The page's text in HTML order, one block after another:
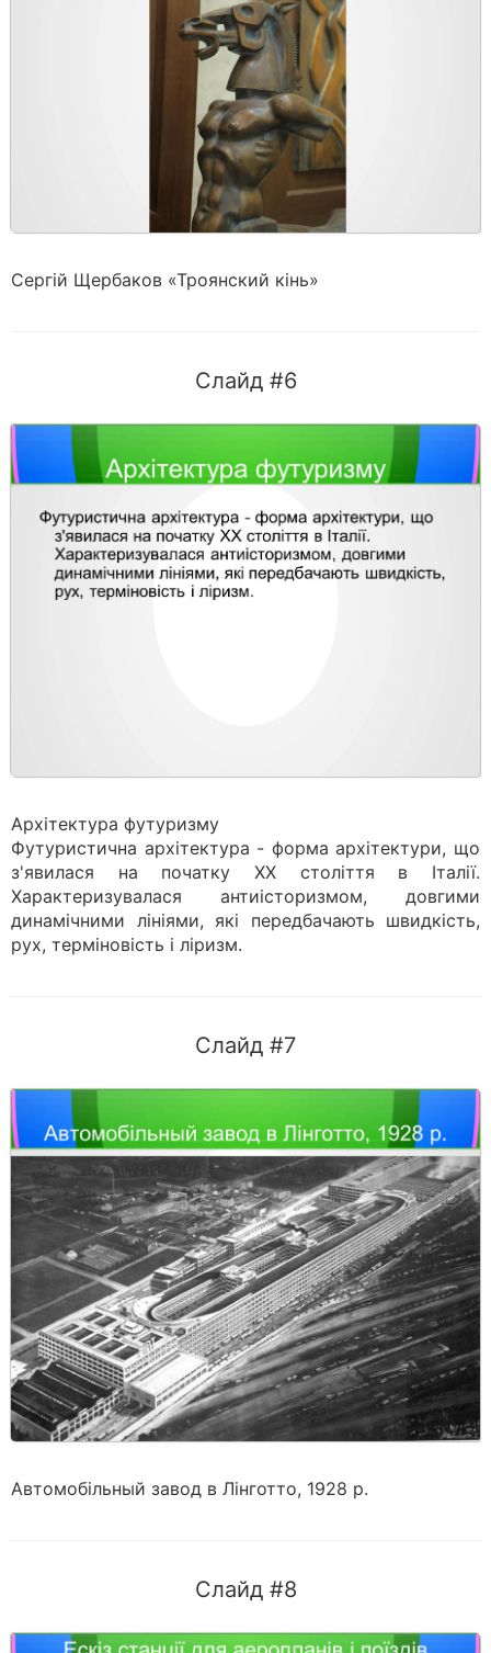
Сергій Щербаков «Троянский кінь»
Слайд #6
Архітектура футуризму
Футуристична архітектура - форма архітектури, що
з'явилася на початку XX століття в Італії.
Характеризувалася антиісторизмом, довгими
динамічними лініями, які передбачають швидкість,
рух, терміновість і ліризм.
Слайд #7
Автомобільный завод в Лінготто, 1928 р.
Слайд #8